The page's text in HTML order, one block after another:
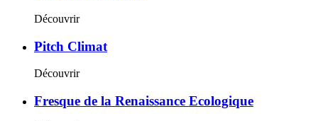
Découvrir
Pitch Climat
Découvrir
Fresque de la Renaissance Ecologique